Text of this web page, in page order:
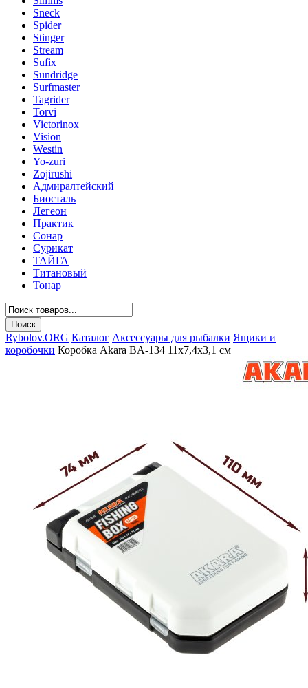
Sneck
Spider
Stinger
Stream
Sufix
Sundridge
Surfmaster
Tagrider
Torvi
Victorinox
Vision
Westin
Yo-zuri
Zojirushi
Адмиралтейский
Биосталь
Легеон
Практик
Сонар
Сурикат
ТАЙГА
Титановый
Тонар
Rybolov.ORG Каталог Аксессуары для рыбалки Ящики и
коробочки Коробка Akara BA-134 11х7,4х3,1 см